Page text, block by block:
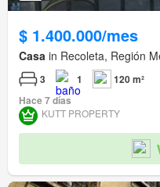
$ 1.400.000/mes
Casa in Recoleta, Región
3 1
120 m²
Hace 7 días
KUTT PROPERTY